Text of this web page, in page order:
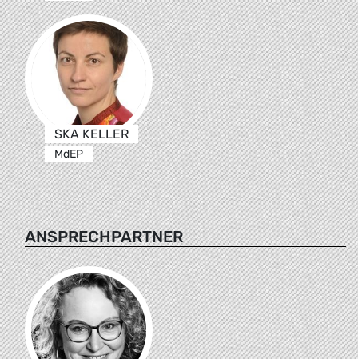
SKA KELLER
MdEP
ANSPRECHPARTNER